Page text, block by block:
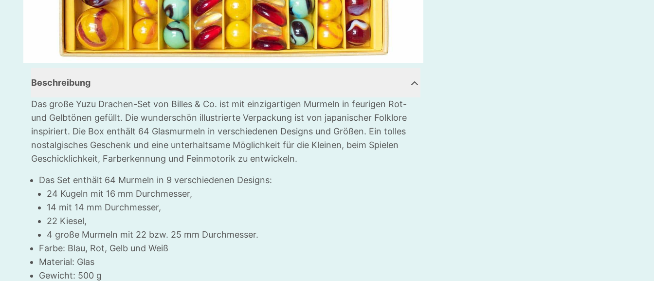
Beschreibung
Das große Yuzu Drachen-Set von Billes & Co. ist mit einzigartigen Murmeln in feurigen Rot-
und Gelbtönen gefüllt. Die wunderschön illustrierte Verpackung ist von japanischer Folklore
inspiriert. Die Box enthält 64 Glasmurmeln in verschiedenen Designs und Größen. Ein tolles
nostalgisches Geschenk und eine unterhaltsame Möglichkeit für die Kleinen, beim Spielen
Geschicklichkeit, Farberkennung und Feinmotorik zu entwickeln.
Das Set enthält 64 Murmeln in 9 verschiedenen Designs:
24 Kugeln mit 16 mm Durchmesser,
14 mit 14 mm Durchmesser,
22 Kiesel,
4 große Murmeln mit 22 bzw. 25 mm Durchmesser.
Farbe: Blau, Rot, Gelb und Weiß
Material: Glas
Gewicht: 500 g